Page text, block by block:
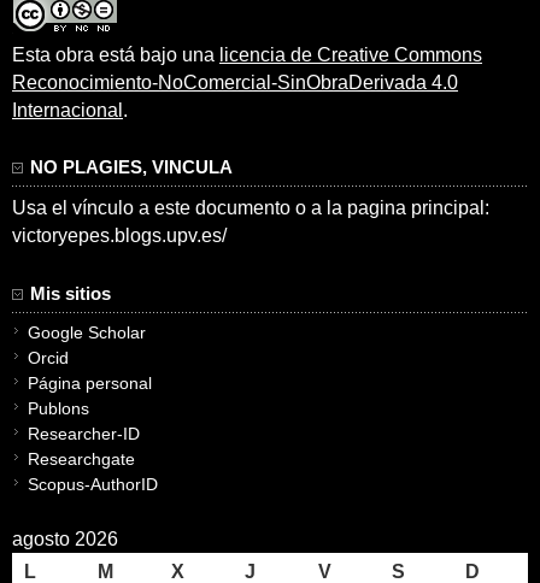
Esta obra está bajo una licencia de Creative Commons
Reconocimiento-NoComercial-SinObraDerivada 4.0
Internacional .
NO PLAGIES, VINCULA
Usa el vínculo a este documento o a la pagina principal:
victoryepes.blogs.upv.es/
Mis sitios
Google Scholar
Orcid
Página personal
Publons
Researcher-ID
Researchgate
Scopus-AuthorID
agosto 2026
L
M X J V S
D